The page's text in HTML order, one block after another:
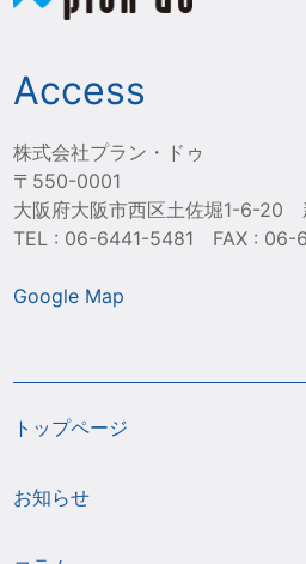
Access
株式会社プラン・ドゥ
〒550-0001
大阪府大阪市西区土佐堀1-6-20
TEL : 06-6441-5481 FAX : 06-
Google Map
トップページ
お知らせ